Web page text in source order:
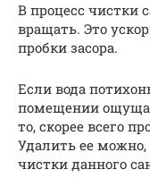
В процесс чистки
вращать. Это
пробки засора.
Если вода
помещении
то, скорее всего
Удалить ее
чистки данного